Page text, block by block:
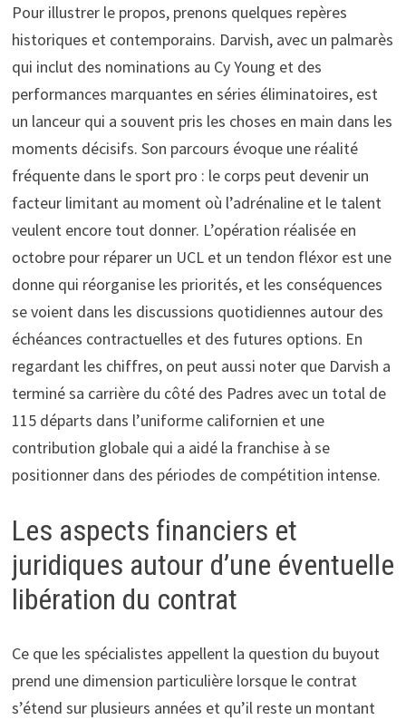
Pour illustrer le propos, prenons quelques repères
historiques et contemporains. Darvish, avec un palmarès
qui inclut des nominations au Cy Young et des
performances marquantes en séries éliminatoires, est
un lanceur qui a souvent pris les choses en main dans les
moments décisifs. Son parcours évoque une réalité
fréquente dans le sport pro : le corps peut devenir un
facteur limitant au moment où l’adrénaline et le talent
veulent encore tout donner. L’opération réalisée en
octobre pour réparer un UCL et un tendon fléxor est une
donne qui réorganise les priorités, et les conséquences
se voient dans les discussions quotidiennes autour des
échéances contractuelles et des futures options. En
regardant les chiffres, on peut aussi noter que Darvish a
terminé sa carrière du côté des Padres avec un total de
115 départs dans l’uniforme californien et une
contribution globale qui a aidé la franchise à se
positionner dans des périodes de compétition intense.
Les aspects financiers et
juridiques autour d’une éventuelle
libération du contrat
Ce que les spécialistes appellent la question du buyout
prend une dimension particulière lorsque le contrat
s’étend sur plusieurs années et qu’il reste un montant